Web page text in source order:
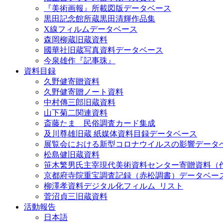
『美術画報』所載図版データベース
黒田記念館所蔵黒田清輝作品集
X線フィルムデータベース
森岡柳蔵旧蔵資料
國華社旧蔵写真資料データベース
今泉雄作『記事珠』
資料目録
久野健寄贈資料
久野健寄贈ノート資料
中村傳三郎旧蔵資料
山下菊二関連資料
斎藤たま 民俗調査カード集成
及川尊雄旧蔵 紙媒体資料目録データベース
展覧会における新型コロナウイルスの影響データ
松島健旧蔵資料
笹木繁男氏主宰現代美術資料センター寄贈資料（
京都府寺院重宝調査記録（赤松調書）データベー
柳澤孝資料デジタル化フィルム_リスト
菅沼貞三旧蔵資料
活動報告
日本語